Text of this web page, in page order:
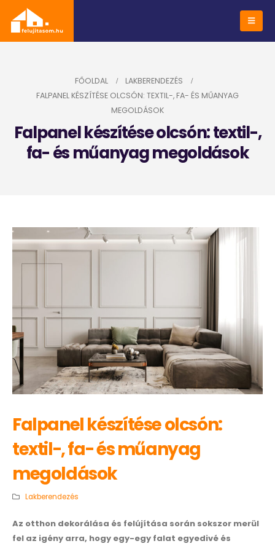
FŐOLDAL
LAKBERENDEZÉS
FALPANEL KÉSZÍTÉSE OLCSÓN: TEXTIL-, FA- ÉS MŰANYAG
MEGOLDÁSOK
Falpanel készítése olcsón: textil-,
fa- és műanyag megoldások
Falpanel készítése olcsón:
textil-, fa- és műanyag
megoldások
Lakberendezés
Az otthon dekorálása és felújítása során sokszor merül
fel az igény arra, hogy egy-egy falat egyedivé és